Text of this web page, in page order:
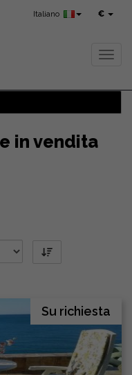
€
Italiano
in vendita
Su richiesta